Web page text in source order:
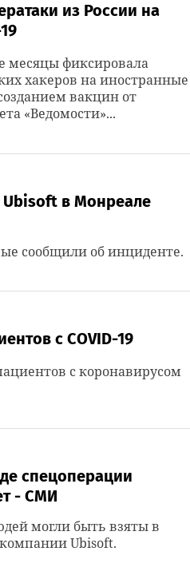
из России на
месяцы фиксировала
хакеров на иностранные
вакцин от
«Ведомости»...
Ubisoft в Монреале
сообщили об инциденте.
с COVID-19
с коронавирусом
спецоперации
- СМИ
могли быть взяты в
Ubisoft.